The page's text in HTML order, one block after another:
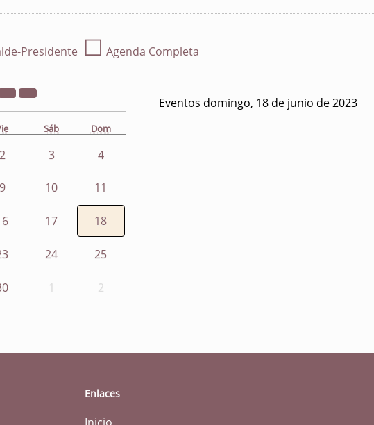
Presidente ☐ Agenda Completa
Sáb Dom
2 3 4
9 10 11
17 18
24 25
1 2
Eventos domingo, 18 de junio de 2023
Enlaces